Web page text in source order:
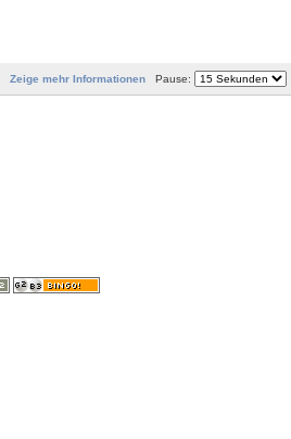
Zeige mehr Informationen Pause: